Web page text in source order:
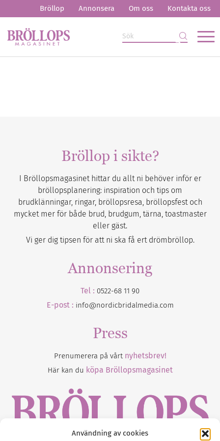
Användning av cookies
Bröllop Annonsera Om oss Kontakta oss
Bröllop i sikte?
I Bröllopsmagasinet hittar du allt ni behöver inför er
bröllopsplanering: inspiration och tips om
brudklänningar, ringar, bröllopsresa, bröllopsfest och
mycket mer för både brud, brudgum, tärna, toastmaster
eller gäst.
Vi ger dig tipsen för att ni ska få ert drömbröllop.
Annonsering
Tel : 0522-68 11 90
E-post : info@nordicbridalmedia.com
Press
Prenumerera på vårt nyhetsbrev!
Här kan du köpa Bröllopsmagasinet